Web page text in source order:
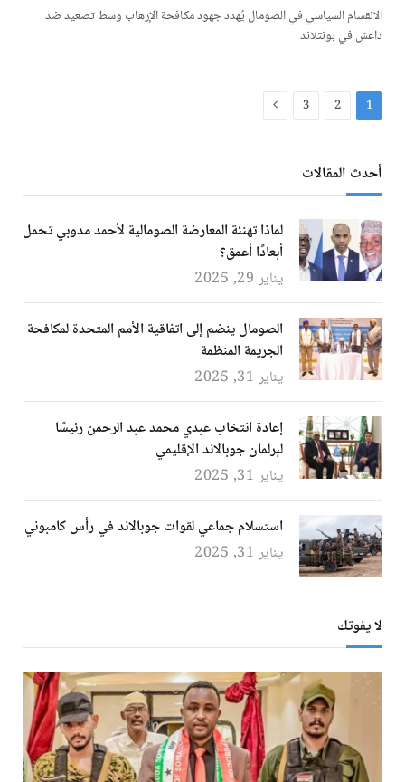
الانقسام السياسي في الصومال يُهدد جهود مكافحة الإرهاب وسط تصعيد ضد
داعش في بونتلاند
1
2
3 التالي
أحدث المقالات
لماذا تهنئة المعارضة الصومالية لأحمد مدوبي تحمل
أبعادًا أعمق؟
يناير 29, 2025
الصومال ينضم إلى اتفاقية الأمم المتحدة لمكافحة
الجريمة المنظمة
يناير 31, 2025
إعادة انتخاب عبدي محمد عبد الرحمن رئيسًا
لبرلمان جوبالاند الإقليمي
يناير 31, 2025
استسلام جماعي لقوات جوبالاند في رأس كامبوني
يناير 31, 2025
لا يفوتك